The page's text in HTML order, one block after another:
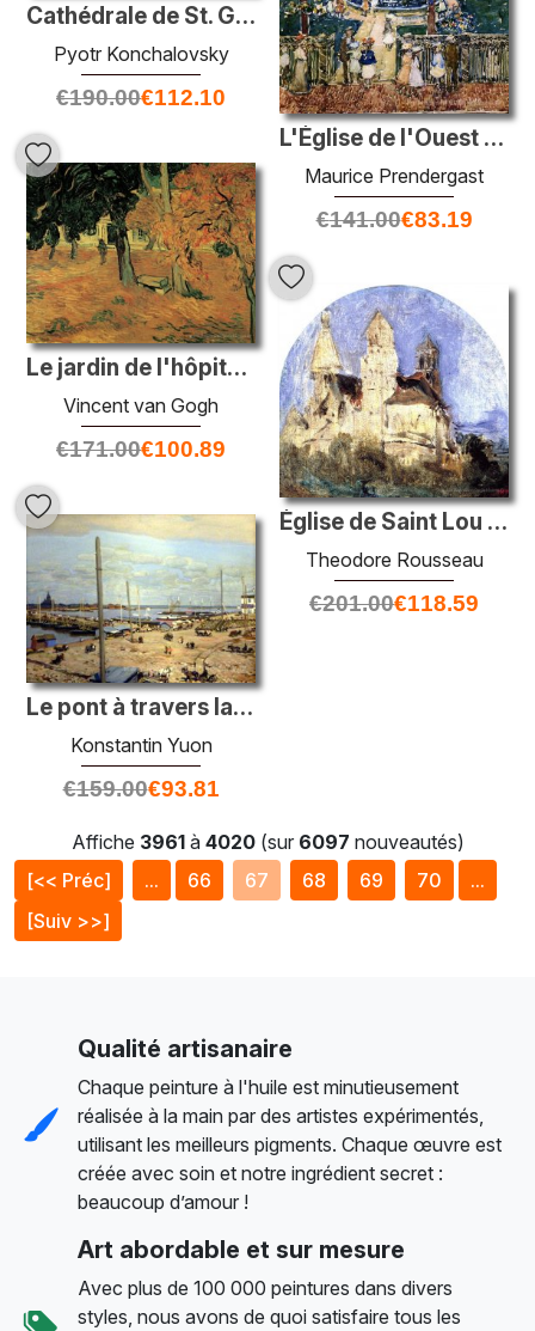
Cathédrale de St. George à Novgorod
Pyotr Konchalovsky
€190.00€112.10
L'Église de l'Ouest (également connue sous le nom de fontaine à
Maurice Prendergast
€141.00€83.19
Le jardin de l'hôpital Saint-Paul
Vincent van Gogh
€171.00€100.89
Église de Saint Lou d'esserant dans l'oize
Theodore Rousseau
€201.00€118.59
Le pont à travers la rivière Oka à Nizhny Novgorod
Konstantin Yuon
€159.00€93.81
Affiche 3961à 4020(sur 6097 nouveautés)
[<< Préc]
... 66 67 68 69 70
...
[Suiv >>]
Qualité artisanaire
Chaque peinture à l'huile est minutieusement
réalisée à la main par des artistes expérimentés,
utilisant les meilleurs pigments. Chaque œuvre est
créée avec soin et notre ingrédient secret :
beaucoup d’amour !
Art abordable et sur mesure
Avec plus de 100 000 peintures dans divers
styles, nous avons de quoi satisfaire tous les